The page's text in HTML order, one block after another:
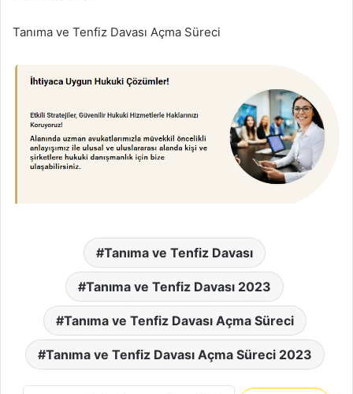
Tanıma ve Tenfiz Davası Açma Süreci
Tanıma ve Tenfiz Davası
Tanıma ve Tenfiz Davası 2023
Tanıma ve Tenfiz Davası Açma Süreci
Tanıma ve Tenfiz Davası Açma Süreci 2023